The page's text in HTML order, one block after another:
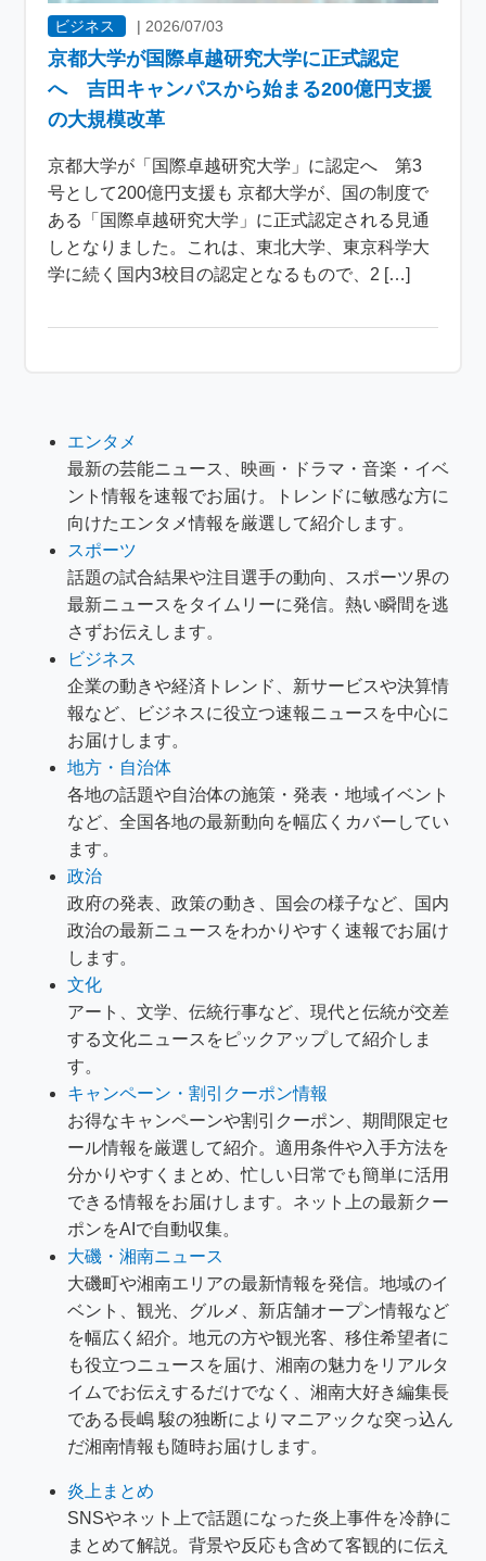
ビジネス |2026/07/03
京都大学が国際卓越研究大学に正式認定
へ 吉田キャンパスから始まる200億円支援
の大規模改革
京都大学が「国際卓越研究大学」に認定へ 第3
号として200億円支援も 京都大学が、国の制度で
ある「国際卓越研究大学」に正式認定される見通
しとなりました。これは、東北大学、東京科学大
学に続く国内3校目の認定となるもので、2 […]
エンタメ
最新の芸能ニュース、映画・ドラマ・音楽・イベ
ント情報を速報でお届け。トレンドに敏感な方に
向けたエンタメ情報を厳選して紹介します。
スポーツ
話題の試合結果や注目選手の動向、スポーツ界の
最新ニュースをタイムリーに発信。熱い瞬間を逃
さずお伝えします。
ビジネス
企業の動きや経済トレンド、新サービスや決算情
報など、ビジネスに役立つ速報ニュースを中心に
お届けします。
地方・自治体
各地の話題や自治体の施策・発表・地域イベント
など、全国各地の最新動向を幅広くカバーしてい
ます。
政治
政府の発表、政策の動き、国会の様子など、国内
政治の最新ニュースをわかりやすく速報でお届け
します。
文化
アート、文学、伝統行事など、現代と伝統が交差
する文化ニュースをピックアップして紹介しま
す。
キャンペーン・割引クーポン情報
お得なキャンペーンや割引クーポン、期間限定セ
ール情報を厳選して紹介。適用条件や入手方法を
分かりやすくまとめ、忙しい日常でも簡単に活用
できる情報をお届けします。ネット上の最新クー
ポンをAIで自動収集。
大磯・湘南ニュース
大磯町や湘南エリアの最新情報を発信。地域のイ
ベント、観光、グルメ、新店舗オープン情報など
を幅広く紹介。地元の方や観光客、移住希望者に
も役立つニュースを届け、湘南の魅力をリアルタ
イムでお伝えするだけでなく、湘南大好き編集長
である長嶋 駿の独断によりマニアックな突っ込ん
だ湘南情報も随時お届けします。
炎上まとめ
SNSやネット上で話題になった炎上事件を冷静に
まとめて解説。背景や反応も含めて客観的に伝え